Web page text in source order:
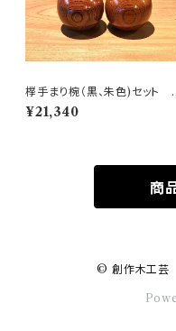
﨔手まり椀（黒、朱色)セット
贈答用お箱付き
¥21,340
商
© 創作木工芸